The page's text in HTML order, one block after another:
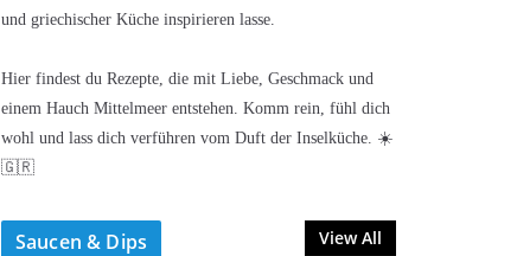
und griechischer Küche inspirieren lasse.
Hier findest du Rezepte, die mit Liebe, Geschmack und
einem Hauch Mittelmeer entstehen. Komm rein, fühl dich
wohl und lass dich verführen vom Duft der Inselküche. ☀️
🇬🇷
Saucen & Dips View All